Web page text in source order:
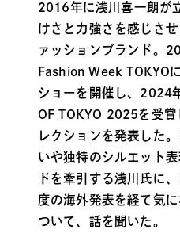
2016年に浅川喜一朗が
けさと力強さを感じさ
ァッションブランド。
Fashion Week TOKYO
ショーを開催し、2024
OF TOKYO 2025を受賞
レクションを発表した
いや独特のシルエット
ドを牽引する浅川氏に
度の海外発表を経て気
ついて、話を聞いた。